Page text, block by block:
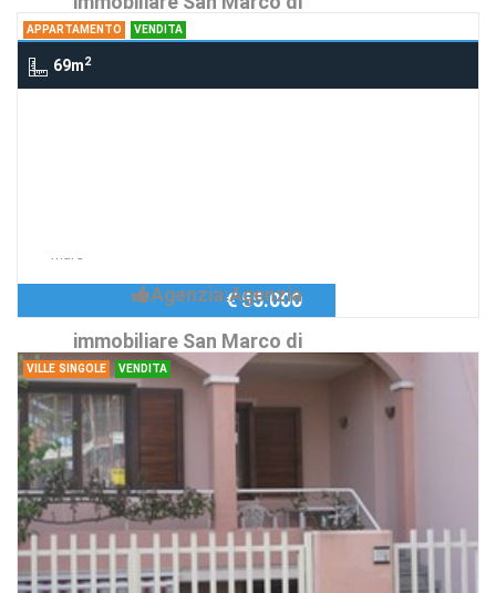
Piras Marcolina
APPARTAMENTO VENDITA
69m2
mare
Agenzia:Agenzia
immobiliare San Marco di
Piras Marcolina
€ 55.000
VILLE SINGOLE VENDITA